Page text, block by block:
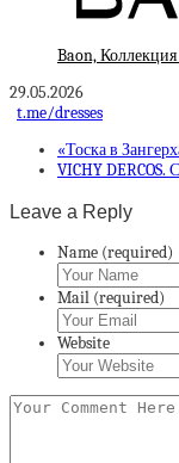
Baon,
29.05.2026
t.me/dresses
«Тоска в
VICHY
Leave a Reply
Name (required)
Mail (required)
Website